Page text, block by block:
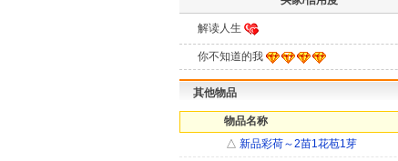
解读人生
你不知道的我
其他物品
物品名称
△ 新品彩荷～2苗1花苞1芽